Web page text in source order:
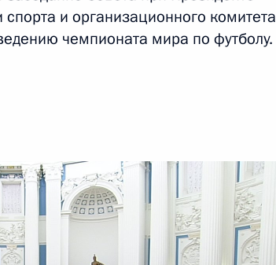
Президента
и организационного комитета
чемпионата мира по футболу.